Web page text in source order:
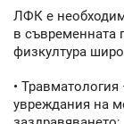
ЛФК е
в съвременната
физкултура
•
увреждания на